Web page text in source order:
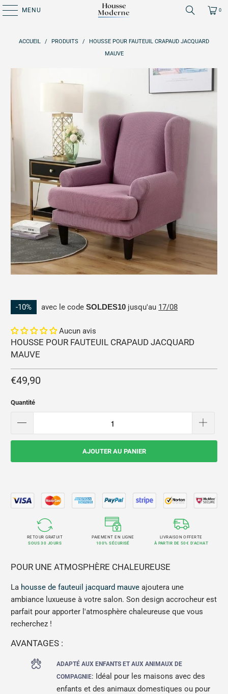
MENU 0
ACCUEIL / PRODUITS /
HOUSSE POUR FAUTEUIL CRAPAUD JACQUARD
MAUVE
-10% avec le codeSOLDES10 jusqu'au 17/08
Aucun avis
HOUSSE POUR FAUTEUIL CRAPAUD JACQUARD
MAUVE
€49,90
Quantité
AJOUTER AU PANIER
RETOUR GRATUIT
SOUS 30 JOURS
PAIEMENT EN LIGNE
100% SÉCURISÉ
LIVRAISON OFFERTE
À PARTIR DE 50€ D'ACHAT
POUR UNE ATMOSPHÈRE CHALEUREUSE
La housse de fauteuil jacquard mauve ajoutera une
ambiance luxueuse à votre salon. Son design accrocheur est
parfait pour apporter l'atmosphère chaleureuse que vous
recherchez !
AVANTAGES :
ADAPTÉ AUX ENFANTS ET AUX ANIMAUX DE
COMPAGNIE: Idéal pour les maisons avec des
enfants et des animaux domestiques ou pour